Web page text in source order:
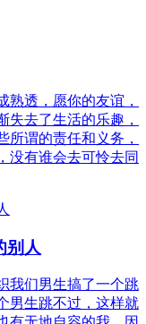
熟透，愿你的友谊，
失去了生活的乐趣，
所谓的责任和义务，
没有谁会去可怜去同
别人
我们男生搞了一个跳
男生跳不过，这样就